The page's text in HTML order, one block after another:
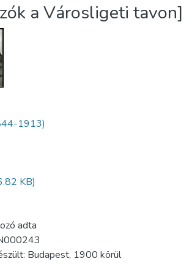
a Városligeti tavon]
1913)
KB)
adta
Budapest, 1900 körül